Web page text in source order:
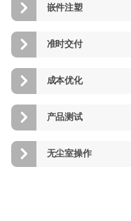
嵌件注塑
准时交付
成本优化
产品测试
无尘室操作